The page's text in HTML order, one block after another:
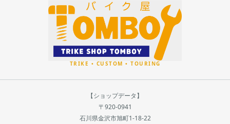
【ショップデータ】
〒920-0941
石川県金沢市旭町1-18-22